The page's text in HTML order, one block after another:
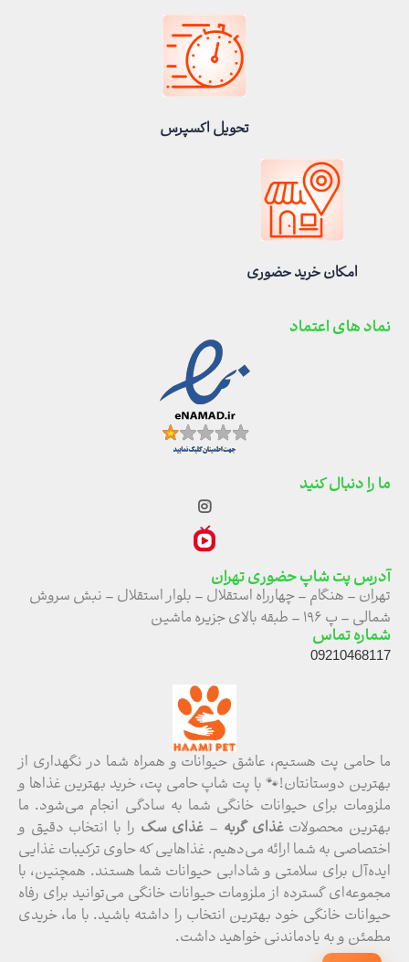
تحویل اکسپرس
امکان خرید حضوری
ما حامی پت هستیم، عاشق حیوانات و همراه شما در نگهداری از
بهترین دوستانتان!🐾 با پت شاپ حامی پت، خرید بهترین غذاها و
ملزومات برای حیوانات خانگی شما به سادگی انجام می‌شود. ما
بهترین محصولاتغذای گربه – غذای سگ را با انتخاب دقیق و
اختصاصی به شما ارائه می‌دهیم. غذاهایی که حاوی ترکیبات غذایی
ایده‌آل برای سلامتی و شادابی حیوانات شما هستند. همچنین، با
مجموعه‌ای گسترده از ملزومات حیوانات خانگی می‌توانید برای رفاه
حیوانات خانگی خود بهترین انتخاب را داشته باشید. با ما، خریدی
مطمئن و به یادماندنی خواهید داشت.
آدرس پت شاپ حضوری تهران
تهران – هنگام – چهارراه استقلال – بلوار استقلال – نبش سروش
شمالی – پ ۱۹۶ – طبقه بالای جزیره ماشین
شماره تماس
09210468117
ما را دنبال کنید
نماد های اعتماد